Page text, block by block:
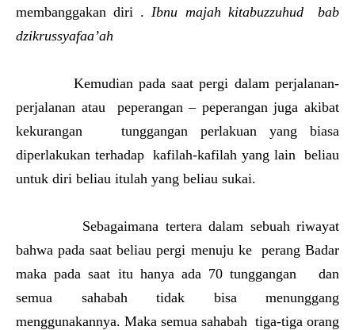
membanggakan diri . Ibnu majah kitabuzzuhud bab
dzikrussyafaa’ah
Kemudian pada saat pergi dalam perjalanan-
perjalanan atau peperangan – peperangan juga akibat
kekurangan tunggangan perlakuan yang biasa
diperlakukan terhadap kafilah-kafilah yang lain beliau
untuk diri beliau itulah yang beliau sukai.
Sebagaimana tertera dalam sebuah riwayat
bahwa pada saat beliau pergi menuju ke perang Badar
maka pada saat itu hanya ada 70 tunggangan dan
semua sahabah tidak bisa menunggang
menggunakannya. Maka semua sahabah tiga-tiga orang